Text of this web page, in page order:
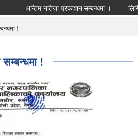
अन्तिम नतिजा प्रकाशन सम्बन्धमा ।
!
!